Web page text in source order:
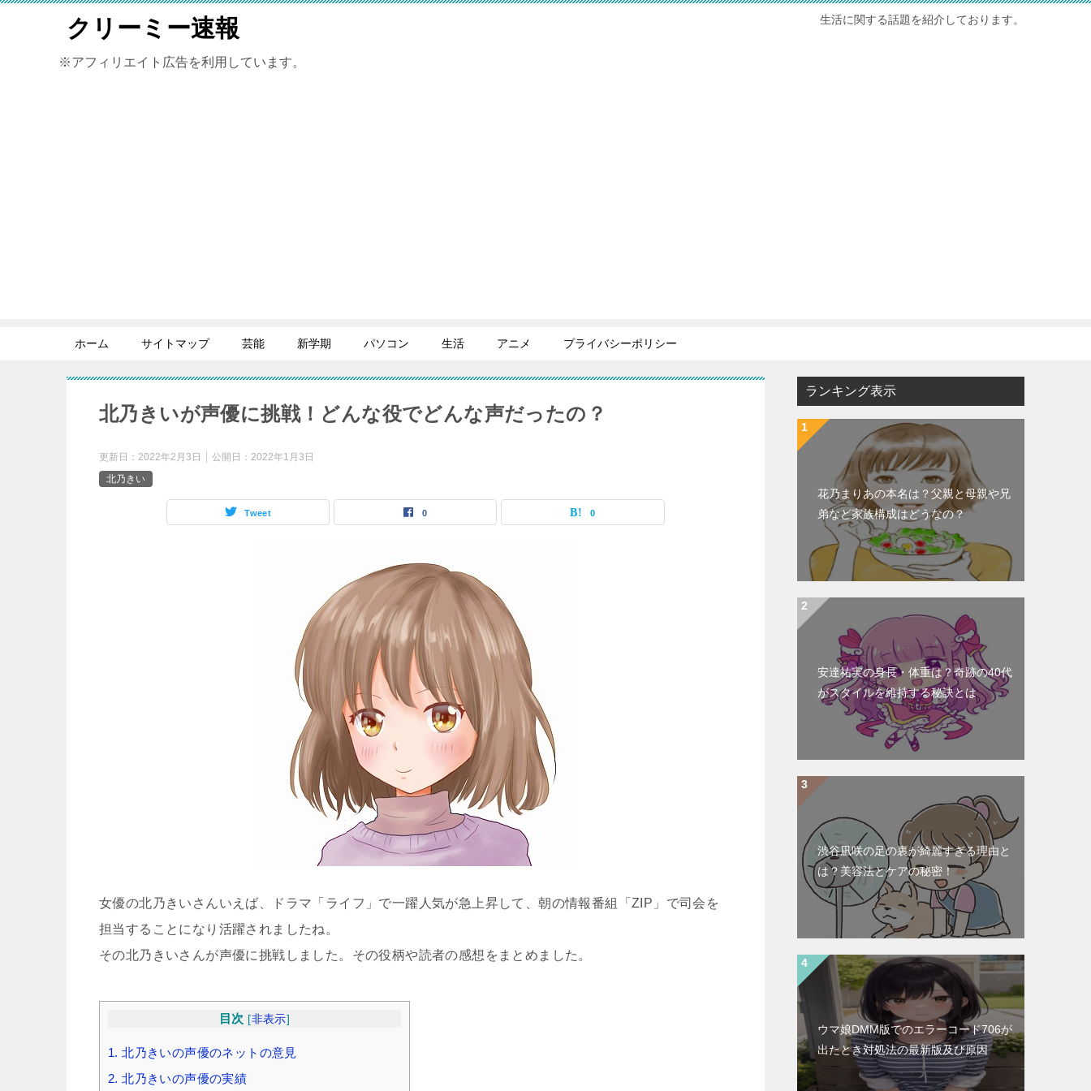
クリーミー速報 生活に関する話題を紹介しております。
※アフィリエイト広告を利用しています。
ホーム サイトマップ 芸能 新学期 パソコン 生活 アニメ プライバシーポリシー
北乃きいが声優に挑戦！どんな役でどんな声だったの？
更新日： 2022年2月3日 公開日： 2022年1月3日
北乃きい
Tweet 0 0
女優の北乃きいさんいえば、ドラマ「ライフ」で一躍人気が急上昇して、朝の情報番組「ZIP」で司会を
担当することになり活躍されましたね。
その北乃きいさんが声優に挑戦しました。その役柄や読者の感想をまとめました。
目次 [非表示]
1. 北乃きいの声優のネットの意見
2. 北乃きいの声優の実績
ランキング表示
花乃まりあの本名は？父親と母親や兄
弟など家族構成はどうなの？
安達祐実の身長・体重は？奇跡の40代
がスタイルを維持する秘訣とは
渋谷凪咲の足の裏が綺麗すぎる理由と
は？美容法とケアの秘密！
ウマ娘DMM版でのエラーコード706が
出たとき対処法の最新版及び原因